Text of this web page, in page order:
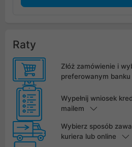
Raty
Złóż zamówienie i
preferowanym banku
Wypełnij wniosek
mailem
Wybierz sposób
kuriera lub online